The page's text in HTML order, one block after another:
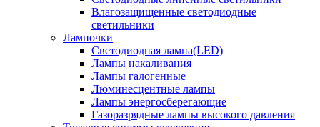
Влагозащищенные светодиодные
светильники
Лампочки
Светодиодная лампа(LED)
Лампы накаливания
Лампы галогенные
Люминесцентные лампы
Лампы энергосберегающие
Газоразрядные лампы высокого давления